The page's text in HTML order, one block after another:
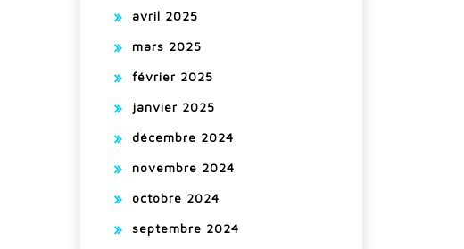
avril 2025
mars 2025
février 2025
janvier 2025
décembre 2024
novembre 2024
octobre 2024
septembre 2024